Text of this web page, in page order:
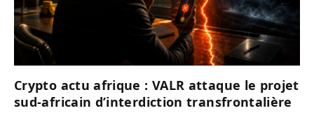
Crypto actu afrique : VALR attaque le projet
sud-africain d’interdiction transfrontalière